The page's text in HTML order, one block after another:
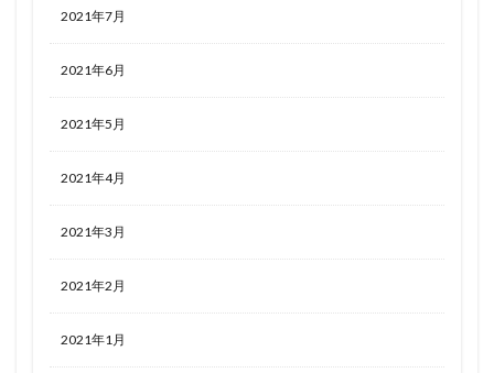
2021年7月
2021年6月
2021年5月
2021年4月
2021年3月
2021年2月
2021年1月